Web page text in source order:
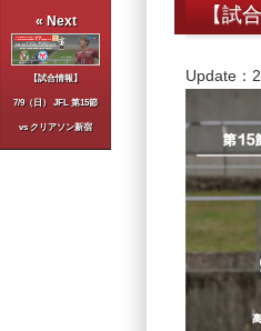
« Next
【試合情報】
7/9（日） JFL 第15節
vs クリアソン新宿
【試
Update：